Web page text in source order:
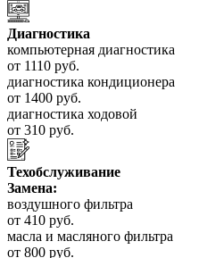
Диагностика
компьютерная диагностика
от 1110 руб.
диагностика кондиционера
от 1400 руб.
диагностика ходовой
от 310 руб.
Техобслуживание
Замена:
воздушного фильтра
от 410 руб.
масла и масляного фильтра
от 800 руб.